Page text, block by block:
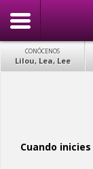
CONÓCENOS
Lilou, Lea, Lee
Cuando